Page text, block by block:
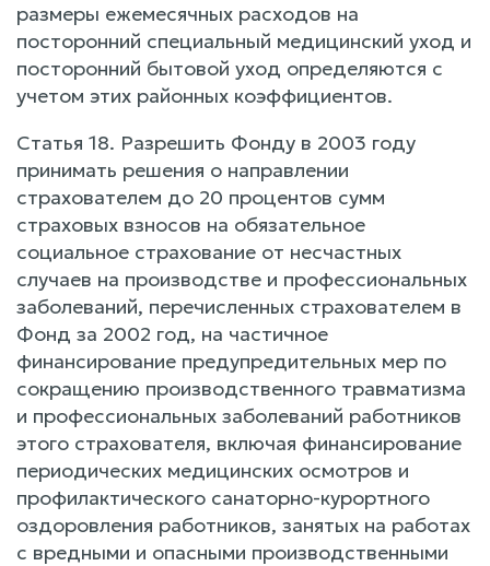
размеры ежемесячных расходов на
посторонний специальный медицинский уход и
посторонний бытовой уход определяются с
учетом этих районных коэффициентов.
Статья 18. Разрешить Фонду в 2003 году
принимать решения о направлении
страхователем до 20 процентов сумм
страховых взносов на обязательное
социальное страхование от несчастных
случаев на производстве и профессиональных
заболеваний, перечисленных страхователем в
Фонд за 2002 год, на частичное
финансирование предупредительных мер по
сокращению производственного травматизма
и профессиональных заболеваний работников
этого страхователя, включая финансирование
периодических медицинских осмотров и
профилактического санаторно-курортного
оздоровления работников, занятых на работах
с вредными и опасными производственными